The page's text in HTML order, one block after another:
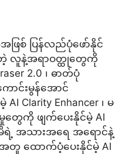
ြစ် ပြန်လည်ပုံဖော်နိုင်
တဲ့ လူနဲ့အရာဝတ္ထုတွေကို
2.0 ၊ ဓာတ်ပုံ
င်းမွန်အောင်
Clarity Enhancer ၊ မ
ေကို ဖျက်ပေးနိုင်မဲ့ AI
မိမိရဲ့ အသားအရေ အရောင်နဲ့
ထောက်ပံ့ပေးနိုင်မဲ့ AI